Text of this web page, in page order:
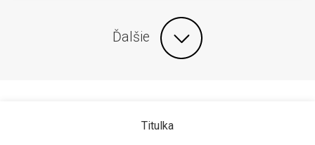
Ďalšie
Titulka